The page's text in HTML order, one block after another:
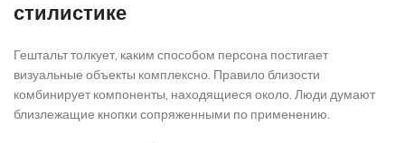
стилистике
Гештальт толкует, каким способом персона постигает
визуальные объекты комплексно. Правило близости
комбинирует компоненты, находящиеся около. Люди думают
близлежащие кнопки сопряженными по применению.